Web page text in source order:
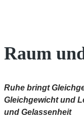
Raum
Ruhe bringt
Gleichgewicht und
und Gelassenheit